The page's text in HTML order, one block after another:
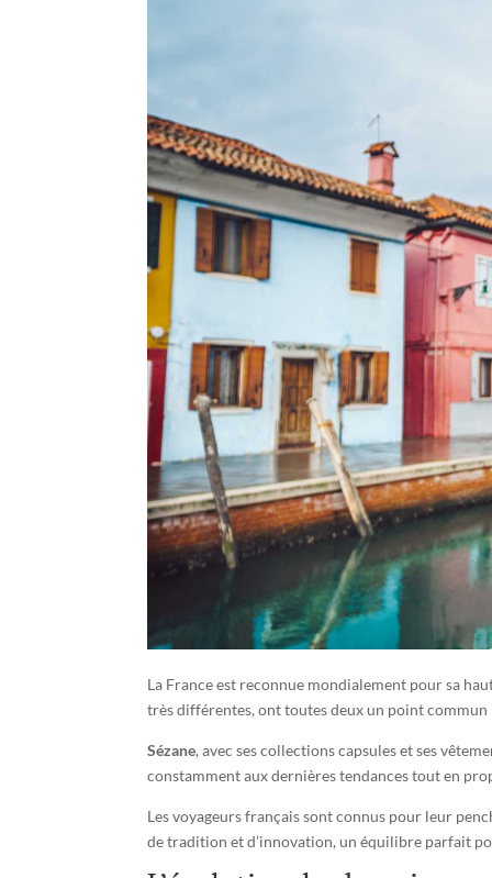
La France est reconnue mondialement pour sa
très différentes, ont toutes deux un point commun
Sézane, avec ses collections capsules et ses
constamment aux dernières tendances tout en
Les voyageurs français sont connus pour leur
de tradition et d’innovation, un équilibre parfait